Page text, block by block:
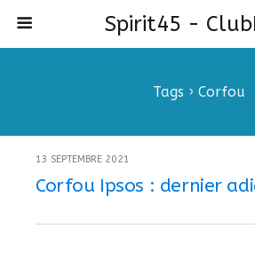
Spirit45 -
Tags › Corfou
13 SEPTEMBRE 2021
Corfou Ipsos : dernier